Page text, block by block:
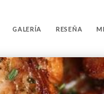
GALERÍA RESEÑA